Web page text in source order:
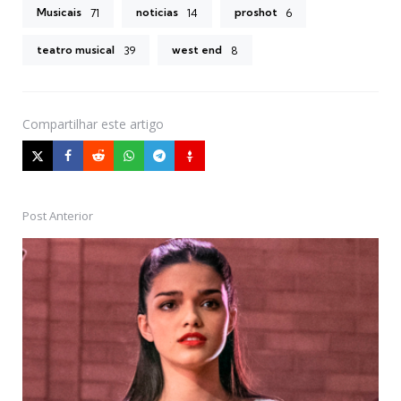
Musicais 71 noticias 14 proshot 6
teatro musical 39 west end 8
Compartilhar este artigo
Post
navigation
Post Anterior